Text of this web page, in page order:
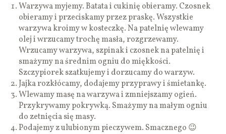
Warzywa myjemy. Batata i cukinię obieramy. Czosnek
obieramy i przeciskamy przez praskę. Wszystkie
warzywa kroimy w kosteczkę. Na patelnię wlewamy
olej i wrzucamy trochę masła, rozgrzewamy.
Wrzucamy warzywa, szpinak i czosnek na patelnię i
smażymy na średnim ogniu do miękkości.
Szczypiorek szatkujemy i dorzucamy do warzyw.
Jajka rozkłócamy, dodajemy przyprawy i śmietankę.
Wlewamy masę na warzywa i zmniejszamy ogień.
Przykrywamy pokrywką. Smażymy na małym ogniu
do zetnięcia się masy.
Podajemy z ulubionym pieczywem. Smacznego 😉